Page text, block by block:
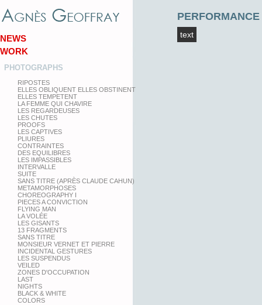
NEWS
WORK
PHOTOGRAPHS
RIPOSTES
ELLES OBLIQUENT ELLES OBSTINENT
ELLES TEMPETENT
LA FEMME QUI CHAVIRE
LES REGARDEUSES
LES CHUTES
PROOFS
LES CAPTIVES
PLIURES
CONTRAINTES
DES EQUILIBRES
LES IMPASSIBLES
INTERVALLE
SUITE
SANS TITRE (APRÈS CLAUDE CAHUN)
METAMORPHOSES
CHOREOGRAPHY I
PIECES A CONVICTION
FLYING MAN
LA VOLÉE
LES GISANTS
13 FRAGMENTS
SANS TITRE
MONSIEUR VERNET ET PIERRE
INCIDENTAL GESTURES
LES SUSPENDUS
VEILED
ZONES D'OCCUPATION
LAST
NIGHTS
BLACK & WHITE
COLORS
PERFORMANCE
text